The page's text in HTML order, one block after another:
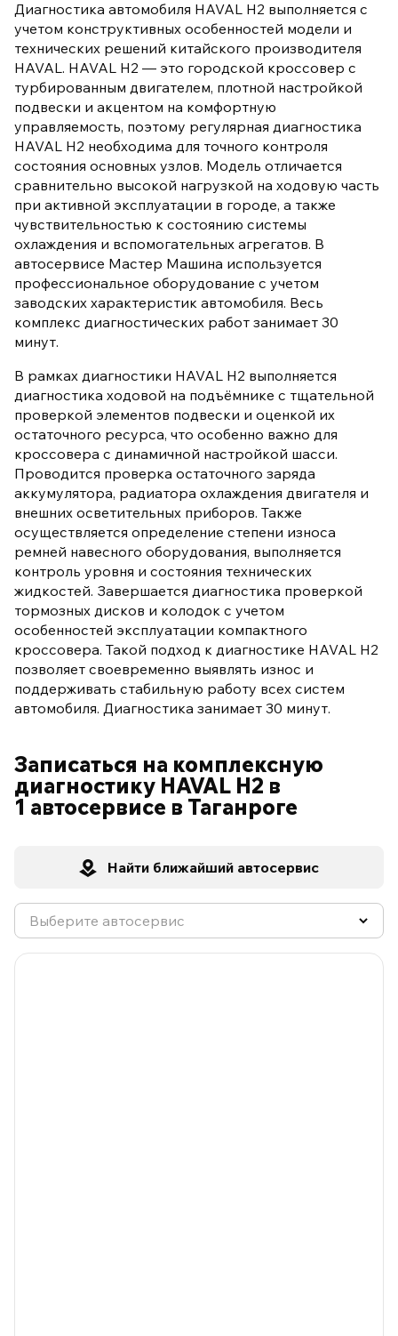
Диагностика автомобиля HAVAL H2 выполняется с
учетом конструктивных особенностей модели и
технических решений китайского производителя
HAVAL. HAVAL H2 — это городской кроссовер с
турбированным двигателем, плотной настройкой
подвески и акцентом на комфортную
управляемость, поэтому регулярная диагностика
HAVAL H2 необходима для точного контроля
состояния основных узлов. Модель отличается
сравнительно высокой нагрузкой на ходовую часть
при активной эксплуатации в городе, а также
чувствительностью к состоянию системы
охлаждения и вспомогательных агрегатов. В
автосервисе Мастер Машина используется
профессиональное оборудование с учетом
заводских характеристик автомобиля. Весь
комплекс диагностических работ занимает 30
минут.
В рамках диагностики HAVAL H2 выполняется
диагностика ходовой на подъёмнике с тщательной
проверкой элементов подвески и оценкой их
остаточного ресурса, что особенно важно для
кроссовера с динамичной настройкой шасси.
Проводится проверка остаточного заряда
аккумулятора, радиатора охлаждения двигателя и
внешних осветительных приборов. Также
осуществляется определение степени износа
ремней навесного оборудования, выполняется
контроль уровня и состояния технических
жидкостей. Завершается диагностика проверкой
тормозных дисков и колодок с учетом
особенностей эксплуатации компактного
кроссовера. Такой подход к диагностике HAVAL H2
позволяет своевременно выявлять износ и
поддерживать стабильную работу всех систем
автомобиля. Диагностика занимает 30 минут.
Записаться на комплексную
диагностику HAVAL H2 в
1 автосервисе в Таганроге
Найти ближайший автосервис